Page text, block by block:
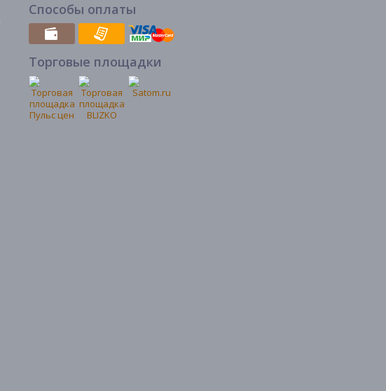
Способы оплаты
Торговые площадки